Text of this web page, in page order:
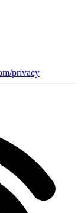
privacy